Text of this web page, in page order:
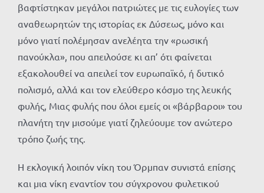
βαφτίστηκαν μεγάλοι πατριώτες με τις ευλογίες των
αναθεωρητών της ιστορίας εκ Δύσεως, μόνο και
μόνο γιατί πολέμησαν ανελέητα την «ρωσική
πανούκλα», που απειλούσε κι απ’ ότι φαίνεται
εξακολουθεί να απειλεί τον ευρωπαϊκό, ή δυτικό
πολισμό, αλλά και τον ελεύθερο κόσμο της λευκής
φυλής, Μιας φυλής που όλοι εμείς οι «βάρβαροι» του
πλανήτη την μισούμε γιατί ζηλεύουμε τον ανώτερο
τρόπο ζωής της.
Η εκλογική λοιπόν νίκη του Όρμπαν συνιστά επίσης
και μια νίκη εναντίον του σύγχρονου φυλετικού